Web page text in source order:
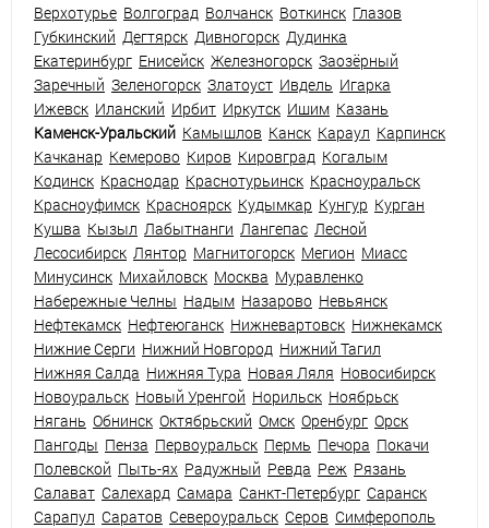
Верхотурье Волгоград Волчанск Воткинск Глазов
Губкинский Дегтярск Дивногорск Дудинка
Екатеринбург Енисейск Железногорск Заозёрный
Заречный Зеленогорск Златоуст Ивдель Игарка
Ижевск Иланский Ирбит Иркутск Ишим Казань
Каменск-Уральский Камышлов Канск Караул Карпинск
Качканар Кемерово Киров Кировград Когалым
Кодинск Краснодар Краснотурьинск Красноуральск
Красноуфимск Красноярск Кудымкар Кунгур Курган
Кушва Кызыл Лабытнанги Лангепас Лесной
Лесосибирск Лянтор Магнитогорск Мегион Миасс
Минусинск Михайловск Москва Муравленко
Набережные Челны Надым Назарово Невьянск
Нефтекамск Нефтеюганск Нижневартовск Нижнекамск
Нижние Серги Нижний Новгород Нижний Тагил
Нижняя Салда Нижняя Тура Новая Ляля Новосибирск
Новоуральск Новый Уренгой Норильск Ноябрьск
Нягань Обнинск Октябрьский Омск Оренбург Орск
Пангоды Пенза Первоуральск Пермь Печора Покачи
Полевской Пыть-ях Радужный Ревда Реж Рязань
Салават Салехард Самара Санкт-Петербург Саранск
Сарапул Саратов Североуральск Серов Симферополь